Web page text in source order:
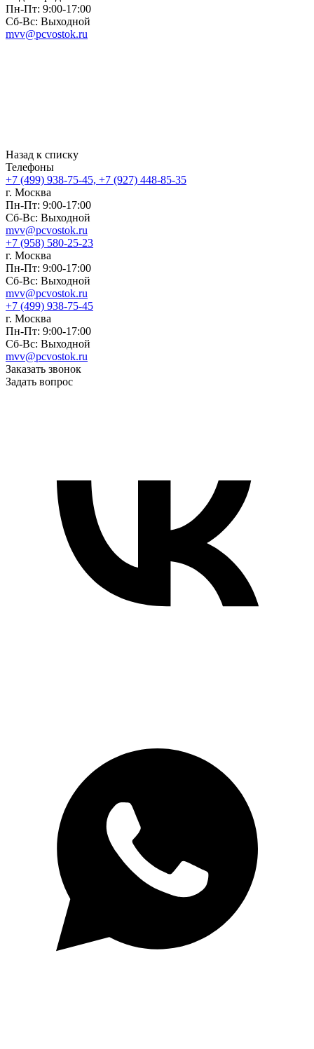
Пн-Пт: 9:00-17:00
Сб-Вс: Выходной
mvv@pcvostok.ru
Назад к списку
Телефоны
+7 (499) 938-75-45, +7 (927) 448-85-35
г. Москва
Пн-Пт: 9:00-17:00
Сб-Вс: Выходной
mvv@pcvostok.ru
+7 (958) 580-25-23
г. Москва
Пн-Пт: 9:00-17:00
Сб-Вс: Выходной
mvv@pcvostok.ru
+7 (499) 938-75-45
г. Москва
Пн-Пт: 9:00-17:00
Сб-Вс: Выходной
mvv@pcvostok.ru
Заказать звонок
Задать вопрос